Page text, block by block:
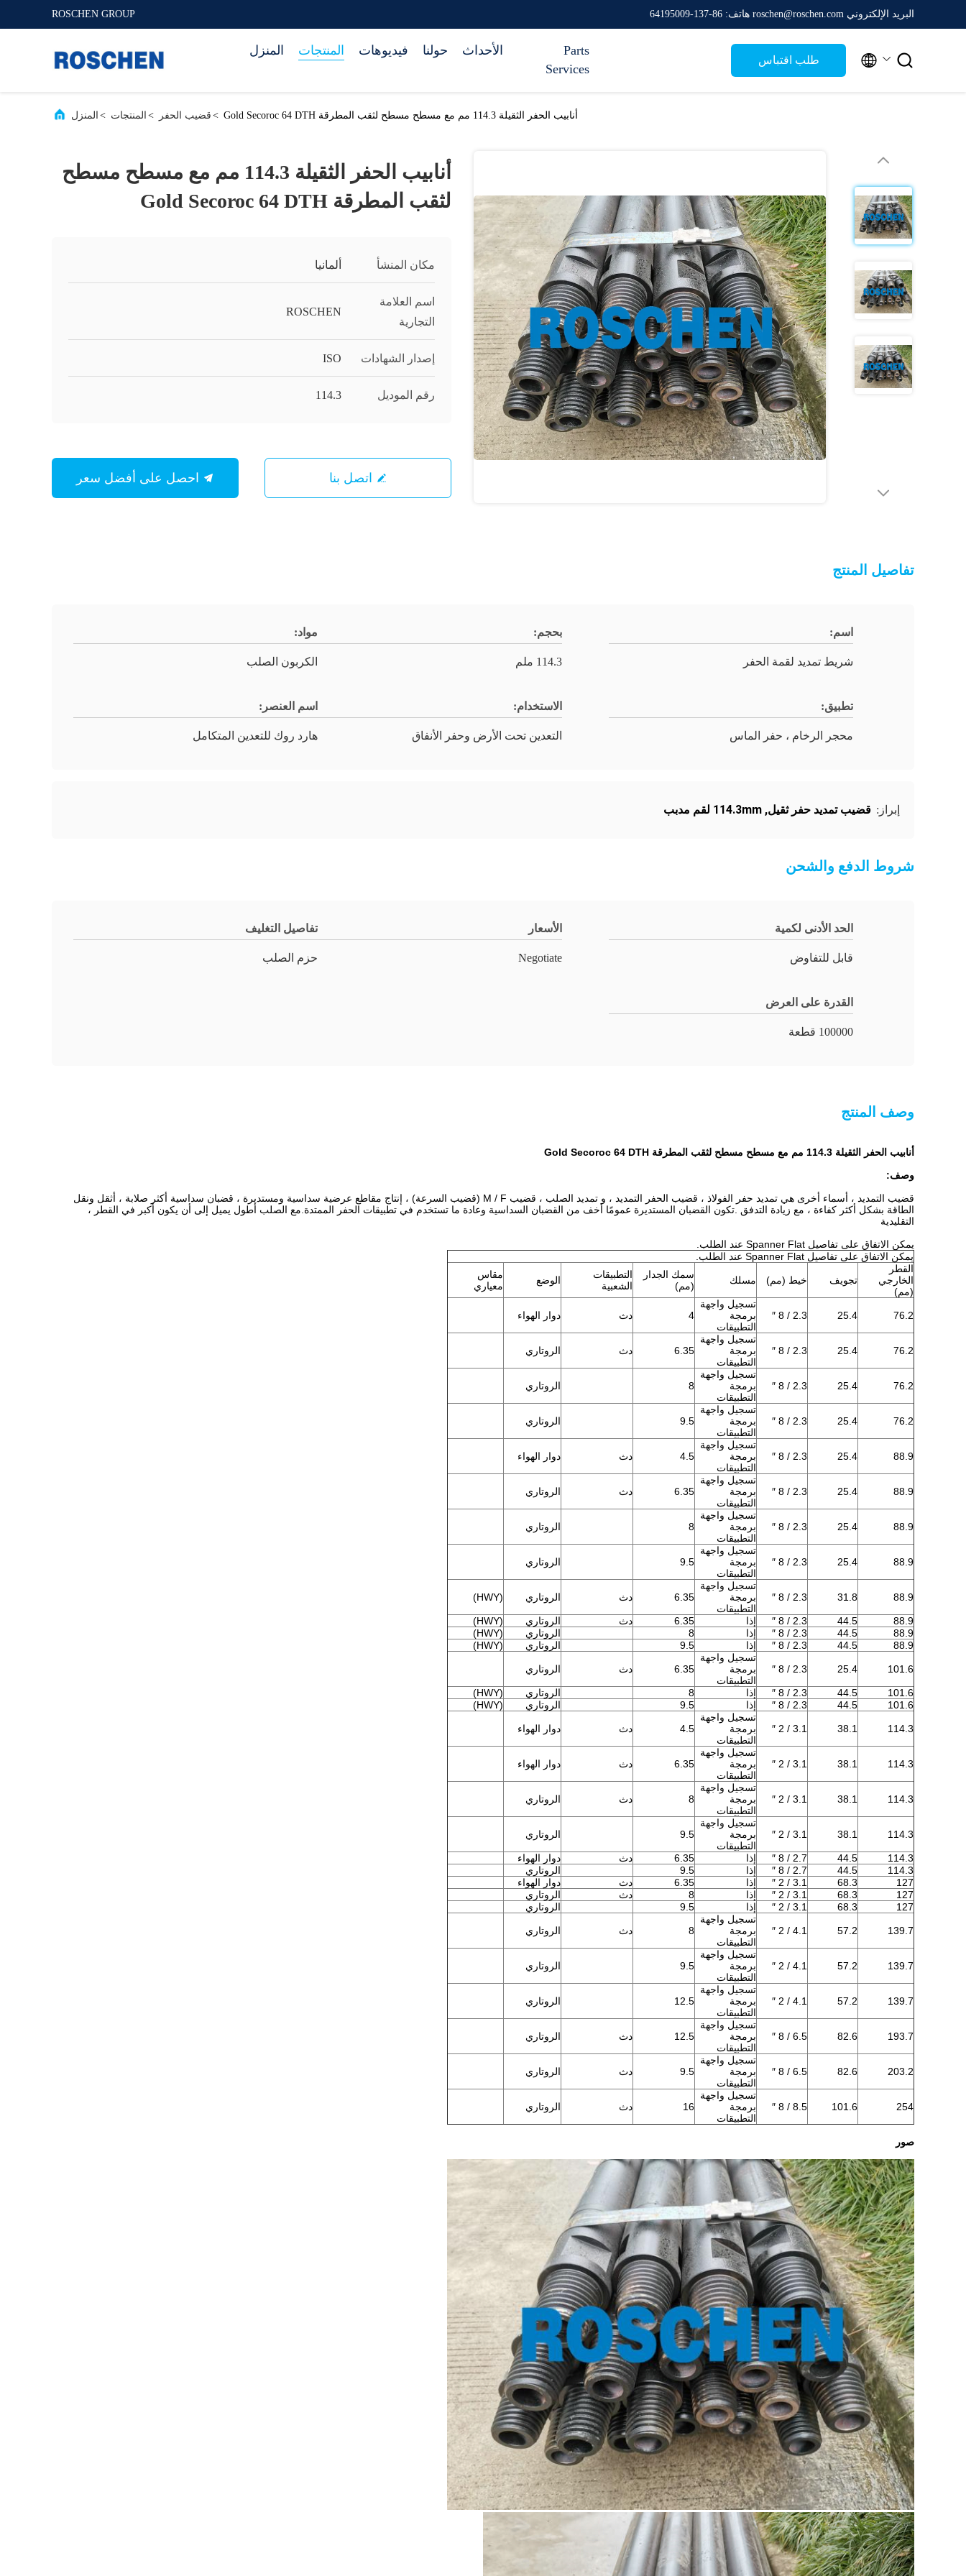
ROSCHEN GROUP البريد الإلكتروني roschen@roschen.com هاتف: 86-137-64195009
المنزل المنتجات فيديوهات حولنا الأحداث
Parts
Services
طلب اقتباس  
المنزل > المنتجات > قضيب الحفر > أنابيب الحفر الثقيلة 114.3 مم مع مسطح مسطح لثقب المطرقة Gold Secoroc 64 DTH
أنابيب الحفر الثقيلة 114.3 مم مع مسطح مسطح
لثقب المطرقة Gold Secoroc 64 DTH
مكان المنشأ ألمانيا
اسم العلامة
التجارية
ROSCHEN
إصدار الشهادات ISO
رقم الموديل 114.3
تفاصيل المنتج
اسم:
شريط تمديد لقمة الحفر
بحجم:
114.3 ملم
مواد:
الكربون الصلب
تطبيق:
محجر الرخام ، حفر الماس
الاستخدام:
التعدين تحت الأرض وحفر الأنفاق
اسم العنصر:
هارد روك للتعدين المتكامل
إبراز: قضيب تمديد حفر ثقيل, 114.3mm لقم مدبب
شروط الدفع والشحن
الحد الأدنى لكمية
قابل للتفاوض
الأسعار
Negotiate
تفاصيل التغليف
حزم الصلب
القدرة على العرض
100000 قطعة
وصف المنتج
أنابيب الحفر الثقيلة 114.3 مم مع مسطح مسطح لثقب المطرقة Gold Secoroc 64 DTH
وصف:
قضيب التمديد ، أسماء أخرى هي تمديد حفر الفولاذ ، قضيب الحفر التمديد ، و تمديد الصلب ، قضيب M / F (قضيب السرعة) ، إنتاج مقاطع عرضية سداسية ومستديرة ، قضبان سداسية أكثر صلابة ، أثقل ونقل
الطاقة بشكل أكثر كفاءة ، مع زيادة التدفق .تكون القضبان المستديرة عمومًا أخف من القضبان السداسية وعادة ما تستخدم في تطبيقات الحفر الممتدة.مع الصلب أطول يميل إلى أن يكون أكبر في القطر ،
التقليدية
يمكن الاتفاق على تفاصيل Spanner Flat عند الطلب.
يمكن الاتفاق على تفاصيل Spanner Flat عند الطلب.
القطر
الخارجي
(مم)
تجويف خيط (مم) مسلك
سمك الجدار
(مم)
التطبيقات
الشعبية
الوضع
مقاس
معياري
76.2
25.4
2.3 / 8 ″
تسجيل واجهة
برمجة
التطبيقات
4 دث دوار الهواء
76.2
25.4
2.3 / 8 ″
تسجيل واجهة
برمجة
التطبيقات
6.35 دث الروتاري
76.2
25.4
2.3 / 8 ″
تسجيل واجهة
برمجة
التطبيقات
8 الروتاري
76.2
25.4
2.3 / 8 ″
تسجيل واجهة
برمجة
التطبيقات
9.5 الروتاري
88.9
25.4
2.3 / 8 ″
تسجيل واجهة
برمجة
التطبيقات
4.5 دث دوار الهواء
88.9
25.4
2.3 / 8 ″
تسجيل واجهة
برمجة
التطبيقات
6.35 دث الروتاري
88.9
25.4
2.3 / 8 ″
تسجيل واجهة
برمجة
التطبيقات
8 الروتاري
88.9
25.4
2.3 / 8 ″
تسجيل واجهة
برمجة
التطبيقات
9.5 الروتاري
88.9
31.8
2.3 / 8 ″
تسجيل واجهة
برمجة
التطبيقات
6.35 دث الروتاري (HWY)
88.9
44.5
2.3 / 8 ″ إذا 6.35 دث الروتاري
(HWY)
88.9
44.5
2.3 / 8 ″ إذا 8 الروتاري
(HWY)
88.9
44.5
2.3 / 8 ″ إذا 9.5 الروتاري (HWY)
101.6
25.4
2.3 / 8 ″
تسجيل واجهة
برمجة
التطبيقات
6.35 دث الروتاري
101.6
44.5
2.3 / 8 ″ إذا 8 الروتاري
(HWY)
101.6
44.5
2.3 / 8 ″ إذا 9.5 الروتاري (HWY)
114.3
38.1
3.1 / 2 ″
تسجيل واجهة
برمجة
التطبيقات
4.5 دث دوار الهواء
114.3
38.1
3.1 / 2 ″
تسجيل واجهة
برمجة
التطبيقات
6.35 دث دوار الهواء
114.3
38.1
3.1 / 2 ″
تسجيل واجهة
برمجة
التطبيقات
8 دث الروتاري
114.3
38.1
3.1 / 2 ″
تسجيل واجهة
برمجة
التطبيقات
9.5 الروتاري
114.3
44.5
2.7 / 8 ″ إذا 6.35 دث
دوار الهواء
114.3
44.5
2.7 / 8 ″ إذا 9.5
الروتاري
127
68.3
3.1 / 2 ″ إذا 6.35 دث
دوار الهواء
127
68.3
3.1 / 2 ″ إذا 8 دث
الروتاري
127
68.3
3.1 / 2 ″ إذا 9.5 الروتاري
139.7
57.2
4.1 / 2 ″
تسجيل واجهة
برمجة
التطبيقات
8 دث الروتاري
139.7
57.2
4.1 / 2 ″
تسجيل واجهة
برمجة
التطبيقات
9.5 الروتاري
139.7
57.2
4.1 / 2 ″
تسجيل واجهة
برمجة
التطبيقات
12.5 الروتاري
193.7
82.6
6.5 / 8 ″
تسجيل واجهة
برمجة
التطبيقات
12.5 دث الروتاري
203.2
82.6
6.5 / 8 ″
تسجيل واجهة
برمجة
التطبيقات
9.5 دث الروتاري
254
101.6
8.5 / 8 ″
تسجيل واجهة
برمجة
التطبيقات
16 دث الروتاري
صور